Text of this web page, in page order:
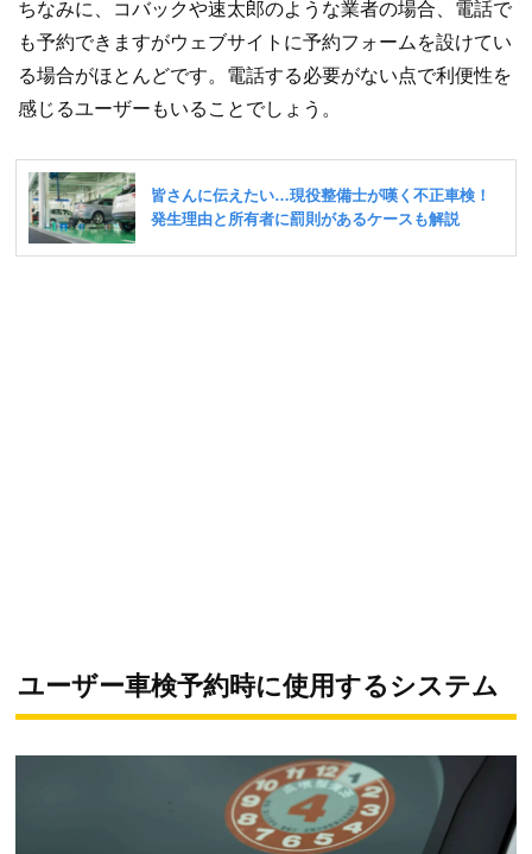
ちなみに、コバックや速太郎のような業者の場合、電話で
も予約できますがウェブサイトに予約フォームを設けてい
る場合がほとんどです。電話する必要がない点で利便性を
感じるユーザーもいることでしょう。
ユーザー車検予約時に使用するシステム